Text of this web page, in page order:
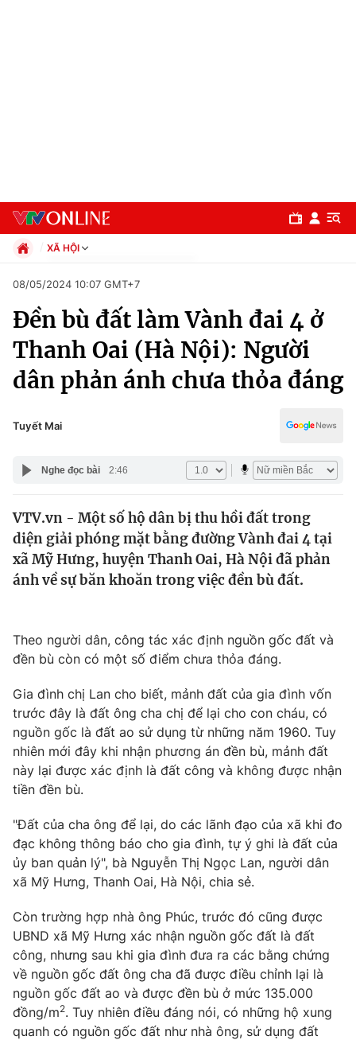
Chuyên mục
Chính trị
Thế giới
Tin tức
Câu chuyện quốc tế
Thị trường
Góc doanh nghiệp
Dữ liệu và đời sống
Truyền hình
Phim VTV
Hậu trường
Nhân vật
Giải sao mai
Giải trí
Điện ảnh
Âm nhạc
Sao
Đời sống
Làm đẹp
Chất lượng cuộc sống
Giáo dục
Tuyển sinh
Học trực tuyến
Công nghệ
Sản phẩm
Thị trường
Tư vấn
Giao lưu trực tuyến
Lịch phát sóng
Chuyên mục khác
XÃ HỘI
Xã hội
Pháp luật
Thể thao
Truyền hình
Văn hóa - Giải trí
Giáo dục
08/05/2024 10:07 GMT+7
Đền bù đất làm Vành đai 4 ở
Thanh Oai (Hà Nội): Người
dân phản ánh chưa thỏa đáng
Tuyết Mai
Nghe đọc bài 2:46
VTV.vn - Một số hộ dân bị thu hồi đất trong
diện giải phóng mặt bằng đường Vành đai 4 tại
xã Mỹ Hưng, huyện Thanh Oai, Hà Nội đã phản
ánh về sự băn khoăn trong việc đền bù đất.
Theo người dân, công tác xác định nguồn gốc đất và
đền bù còn có một số điểm chưa thỏa đáng.
Gia đình chị Lan cho biết, mảnh đất của gia đình vốn
trước đây là đất ông cha chị để lại cho con cháu, có
nguồn gốc là đất ao sử dụng từ những năm 1960. Tuy
nhiên mới đây khi nhận phương án đền bù, mảnh đất
này lại được xác định là đất công và không được nhận
tiền đền bù.
"Đất của cha ông để lại, do các lãnh đạo của xã khi đo
đạc không thông báo cho gia đình, tự ý ghi là đất của
ủy ban quản lý", bà Nguyễn Thị Ngọc Lan, người dân
xã Mỹ Hưng, Thanh Oai, Hà Nội, chia sẻ.
Còn trường hợp nhà ông Phúc, trước đó cũng được
UBND xã Mỹ Hưng xác nhận nguồn gốc đất là đất
công, nhưng sau khi gia đình đưa ra các bằng chứng
về nguồn gốc đất ông cha đã được điều chỉnh lại là
nguồn gốc đất ao và được đền bù ở mức 135.000
đồng/m2. Tuy nhiên điều đáng nói, có những hộ xung
quanh có nguồn gốc đất như nhà ông, sử dụng đất